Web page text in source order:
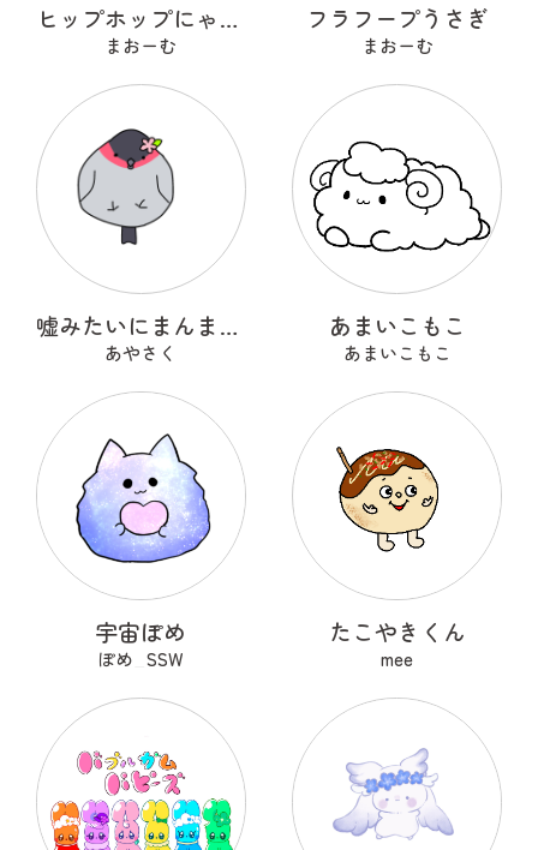
ヒップホップにゃんこ
まおーむ
フラフープうさぎ
まおーむ
嘘みたいにまんまるなウソ
あやさく
あまいこもこ
あまいこもこ
宇宙ぽめ
ぽめ_SSW
たこやきくん
mee